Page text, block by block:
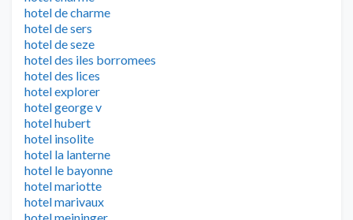
hotel de charme
hotel de sers
hotel de seze
hotel des iles borromees
hotel des lices
hotel explorer
hotel george v
hotel hubert
hotel insolite
hotel la lanterne
hotel le bayonne
hotel mariotte
hotel marivaux